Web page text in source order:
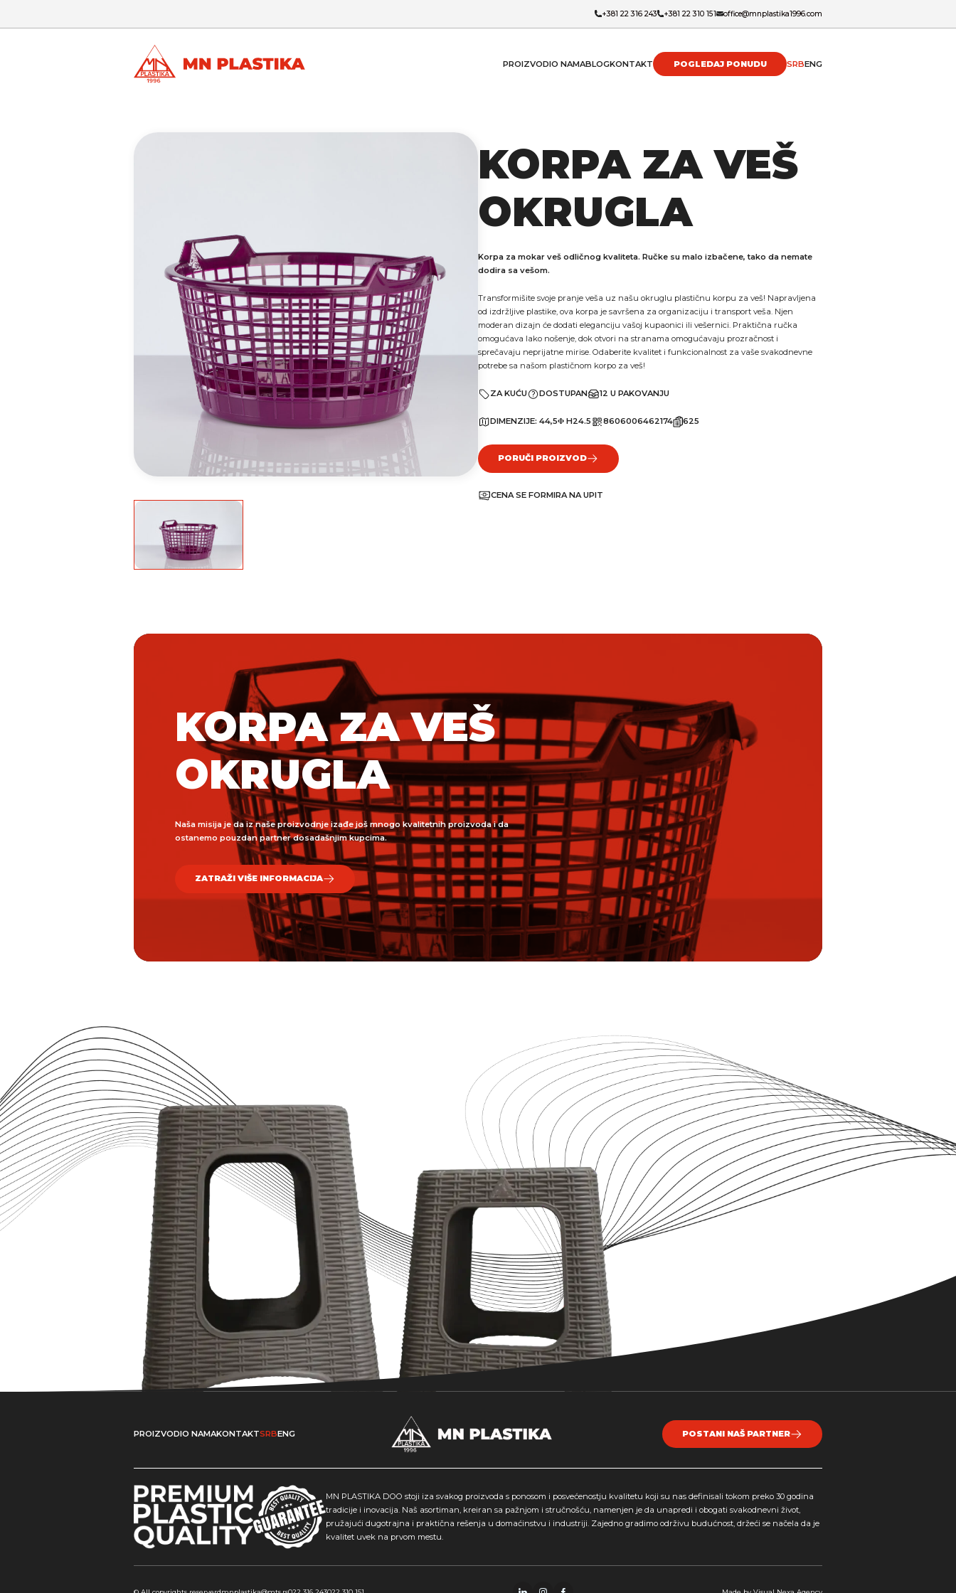
+381 22 316 243 +381 22 310 151 office@mnplastika1996.com
PROIZVODIO NAMABLOGKONTAKT POGLEDAJ PONUDU SRBENG
KORPA ZA VEŠ
OKRUGLA
Korpa za mokar veš odličnog kvaliteta. Ručke su malo izbačene, tako da nemate
dodira sa vešom.
Transformišite svoje pranje veša uz našu okruglu plastičnu korpu za veš! Napravljena
od izdržljive plastike, ova korpa je savršena za organizaciju i transport veša. Njen
moderan dizajn će dodati eleganciju vašoj kupaonici ili vešernici. Praktična ručka
omogućava lako nošenje, dok otvori na stranama omogućavaju prozračnost i
sprečavaju neprijatne mirise. Odaberite kvalitet i funkcionalnost za vaše svakodnevne
potrebe sa našom plastičnom korpo za veš!
ZA KUĆU DOSTUPAN 12 U PAKOVANJU
DIMENZIJE: 44,5Φ H24.5 8606006462174 625
PORUČI PROIZVOD
CENA SE FORMIRA NA UPIT
KORPA ZA VEŠ
OKRUGLA
Naša misija je da iz naše proizvodnje izađe još mnogo kvalitetnih proizvoda i da
ostanemo pouzdan partner dosadašnjim kupcima.
ZATRAŽI VIŠE INFORMACIJA
PROIZVODIO NAMAKONTAKTSRBENG POSTANI NAŠ PARTNER
MN PLASTIKA DOO stoji iza svakog proizvoda s ponosom i posvećenostju kvalitetu koji su nas definisali tokom preko 30 godina
tradicije i inovacija. Naš asortiman, kreiran sa pažnjom i stručnošću, namenjen je da unapredi i obogati svakodnevni život,
pružajući dugotrajna i praktična rešenja u domaćinstvu i industriji. Zajedno gradimo održivu budućnost, držeći se načela da je
kvalitet uvek na prvom mestu.